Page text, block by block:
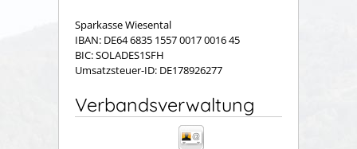
Sparkasse Wiesental
IBAN: DE64 6835 1557 0017 0016 45
BIC: SOLADES1SFH
Umsatzsteuer-ID: DE178926277
Verbandsverwaltung